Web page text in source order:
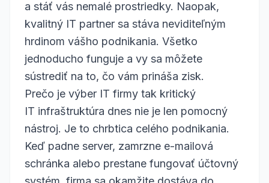
a stáť vás nemalé prostriedky. Naopak,
kvalitný IT partner sa stáva neviditeľným
hrdinom vášho podnikania. Všetko
jednoducho funguje a vy sa môžete
sústrediť na to, čo vám prináša zisk.
Prečo je výber IT firmy tak kritický
IT infraštruktúra dnes nie je len pomocný
nástroj. Je to chrbtica celého podnikania.
Keď padne server, zamrzne e-mailová
schránka alebo prestane fungovať účtovný